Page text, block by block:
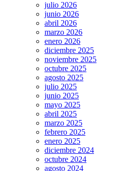
julio 2026
junio 2026
abril 2026
marzo 2026
enero 2026
diciembre 2025
noviembre 2025
octubre 2025
agosto 2025
julio 2025
junio 2025
mayo 2025
abril 2025
marzo 2025
febrero 2025
enero 2025
diciembre 2024
octubre 2024
agosto 2024